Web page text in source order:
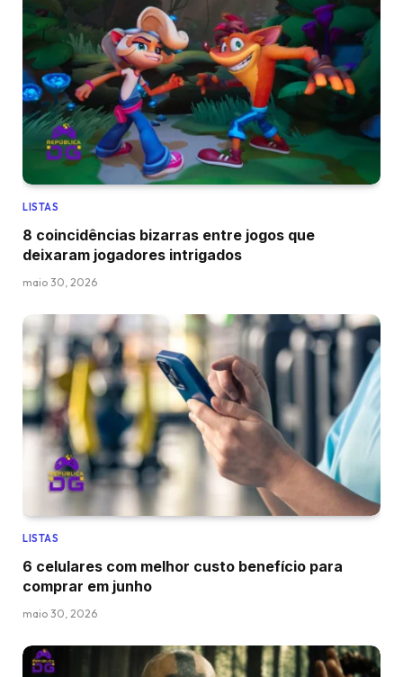
LISTAS
8 coincidências bizarras entre jogos que
deixaram jogadores intrigados
maio 30, 2026
LISTAS
6 celulares com melhor custo benefício para
comprar em junho
maio 30, 2026